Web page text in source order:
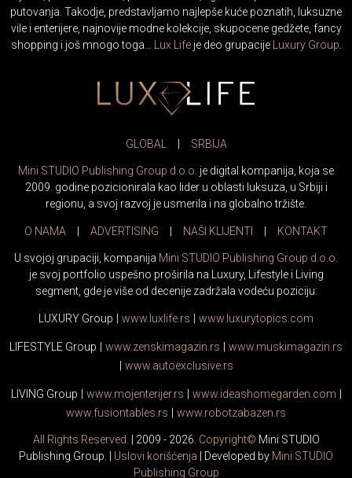
vile i enterijere, najnovije modne kolekcije, skupocene gedžete, fancy
shopping i još mnogo toga…Lux Lifeje deo grupacijeLuxury Group.
Mini STUDIO Publishing Group d.o.o.je digital kompanija, koja se
2009. godine pozicionirala kao lider u oblasti luksuza, u Srbiji i
regionu, a svoj razvoj je usmerila i na globalno tržište.
O NAMA ADVERTISING NAŠI KLIJENTI KONTAKT
U svojoj grupaciji, kompanija Mini STUDIO Publishing Group d.o.o.
je svoj portfolio uspešno proširila na Luxury, Lifestyle i Living
segment, gde je više od decenije zadržala vodeću poziciju:
LUXURY Group www. .rs luxurytopics .com
www. magazin.rs www. muski
| www.autoexclusive.rs
moj
www.fusiontables.rs | www.robotzabazen.rs
All Rights Reserved.| 2009 - 2026.Copyright©Mini STUDIO
Publishing Group. |Uslovi korišćenja | Developed byMini STUDIO
Publishing Group